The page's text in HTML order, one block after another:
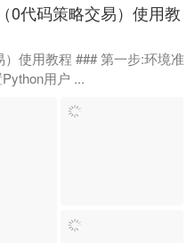
0代码策略交易）使用教
使用教程 ### 第一步:环境准
用户 ...